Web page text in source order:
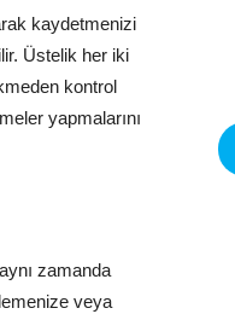
kaydetmenizi
Üstelik her iki
kontrol
yapmalarını
zamanda
veya